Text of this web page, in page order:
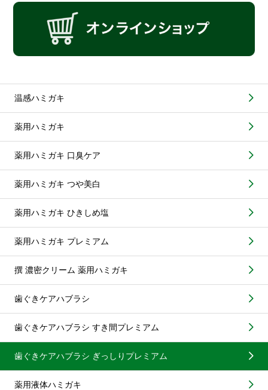
温感ハミガキ
薬用ハミガキ
薬用ハミガキ 口臭ケア
薬用ハミガキ つや美白
薬用ハミガキ ひきしめ塩
薬用ハミガキ プレミアム
撰 濃密クリーム 薬用ハミガキ
歯ぐきケアハブラシ
歯ぐきケアハブラシ すき間プレミアム
歯ぐきケアハブラシ ぎっしりプレミアム
薬用液体ハミガキ